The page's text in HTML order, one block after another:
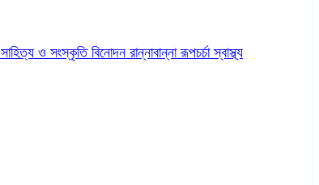
সাহিত্য ও সংস্কৃতি বিনোদন রান্নাবান্নারূপচর্চাস্বাস্থ্য